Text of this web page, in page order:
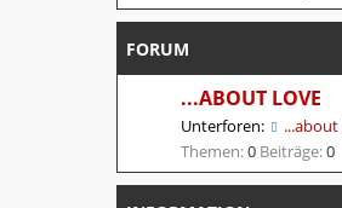
FORUM
...ABOUT LOVE
Unterforen:
Themen:0 Beiträge:0